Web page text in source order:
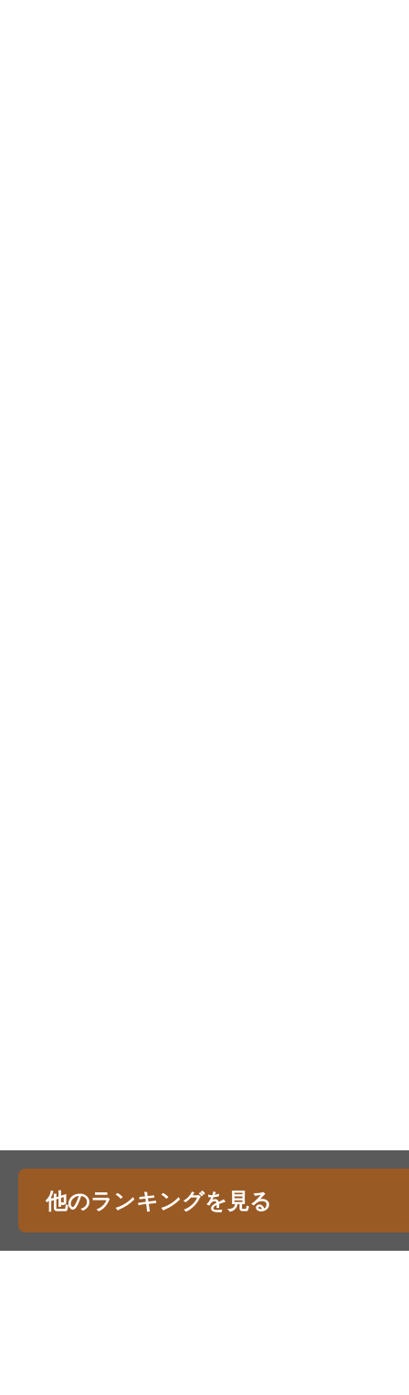
他のランキングを見る